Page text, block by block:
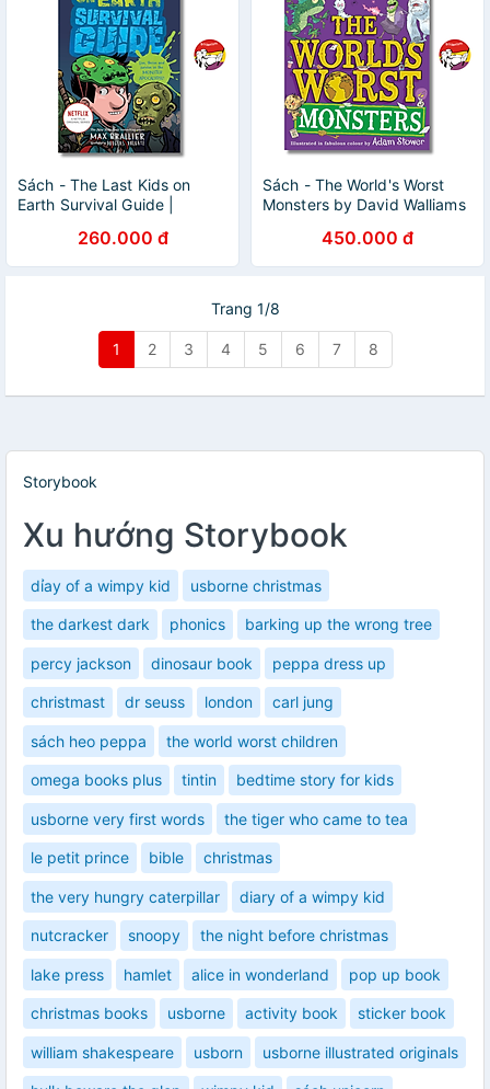
Sách - The Last Kids on
Earth Survival Guide |
Truyện tranh Tiếng Anh
260.000 đ
Sách - The World's Worst
Monsters by David Walliams
450.000 đ
Trang 1/8
1 2 3 4 5 6 7 8
Storybook
Xu hướng Storybook
dỉay of a wimpy kid usborne christmas
the darkest dark phonics barking up the wrong tree
percy jackson dinosaur book peppa dress up
christmast dr seuss london carl jung
sách heo peppa the world worst children
omega books plus tintin bedtime story for kids
usborne very first words the tiger who came to tea
le petit prince bible christmas
the very hungry caterpillar diary of a wimpy kid
nutcracker snoopy the night before christmas
lake press hamlet alice in wonderland pop up book
christmas books usborne activity book sticker book
william shakespeare usborn usborne illustrated originals